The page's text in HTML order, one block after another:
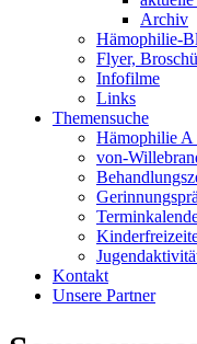
Archiv
Hämophilie-
Flyer,
Infofilme
Links
Themensuche
Hämophilie A
von-
Kontakt
Unsere Partner